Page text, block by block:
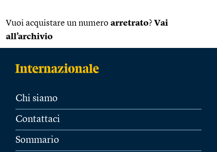
Vuoi acquistare un numero arretrato? Vai
all’archivio
Chi siamo
Contattaci
Sommario